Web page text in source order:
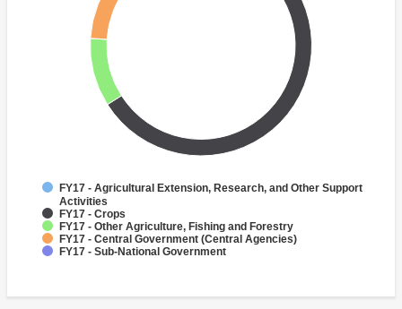
FY17 - Agricultural Extension, Research, and Other Support
Activities
FY17 - Crops
FY17 - Other Agriculture, Fishing and Forestry
FY17 - Central Government (Central Agencies)
FY17 - Sub-National Government